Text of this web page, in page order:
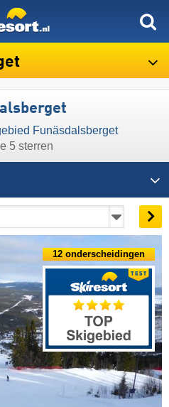
Funäsdalsberget
5 sterren
12 onderscheidingen